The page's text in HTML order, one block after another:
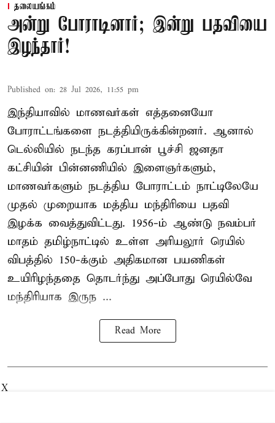
தலையங்கம்
அன்று போராடினார்; இன்று பதவியை
இழந்தார்!
Published on: 28 Jul 2026, 11:55 pm
இந்தியாவில் மாணவர்கள் எத்தனையோ
போராட்டங்களை நடத்தியிருக்கின்றனர். ஆனால்
டெல்லியில் நடந்த கரப்பான் பூச்சி ஜனதா
கட்சியின் பின்னணியில் இளைஞர்களும்,
மாணவர்களும் நடத்திய போராட்டம் நாட்டிலேயே
முதல் முறையாக மத்திய மந்திரியை பதவி
இழக்க வைத்துவிட்டது. 1956-ம் ஆண்டு நவம்பர்
மாதம் தமிழ்நாட்டில் உள்ள அரியலூர் ரெயில்
விபத்தில் 150-க்கும் அதிகமான பயணிகள்
உயிரிழந்ததை தொடர்ந்து அப்போது ரெயில்வே
மந்திரியாக இருந ...
Read More
X